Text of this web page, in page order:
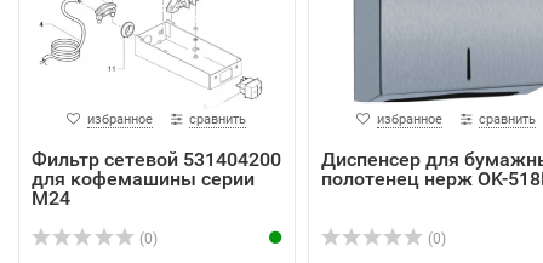
избранное сравнить
Фильтр сетевой 531404200
для кофемашины серии
М24
(0)
избранное сравнить
Диспенсер для
полотенец нерж OK-
(0)